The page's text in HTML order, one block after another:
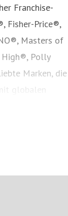
Franchise-
Fisher-Price®,
Masters of
Polly
Marken, die
globalen
Angebot
führenden
Kindheit zu